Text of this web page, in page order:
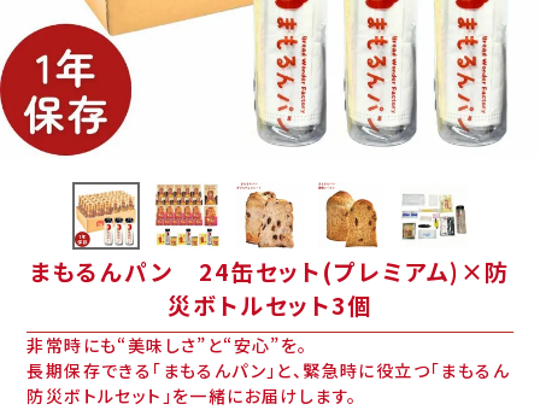
まもるんパン 24缶セット(プレミアム)×防
災ボトルセット3個
非常時にも“美味しさ”と“安心”を。
長期保存できる「まもるんパン」と、緊急時に役立つ「まもるん
防災ボトルセット」を一緒にお届けします。